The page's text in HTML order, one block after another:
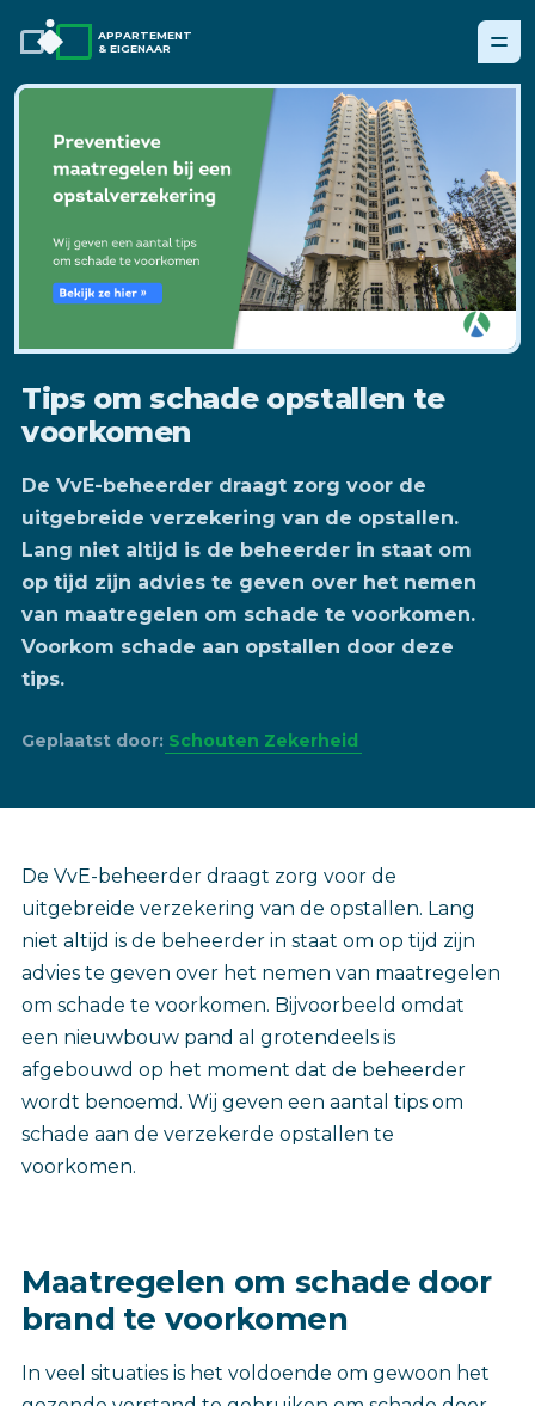
APPARTEMENT
& EIGENAAR
Tips om schade opstallen te
voorkomen
De VvE-beheerder draagt zorg voor de
uitgebreide verzekering van de opstallen.
Lang niet altijd is de beheerder in staat om
op tijd zijn advies te geven over het nemen
van maatregelen om schade te voorkomen.
Voorkom schade aan opstallen door deze
tips.
Geplaatst door: Schouten Zekerheid
De VvE-beheerder draagt zorg voor de
uitgebreide verzekering van de opstallen. Lang
niet altijd is de beheerder in staat om op tijd zijn
advies te geven over het nemen van maatregelen
om schade te voorkomen. Bijvoorbeeld omdat
een nieuwbouw pand al grotendeels is
afgebouwd op het moment dat de beheerder
wordt benoemd. Wij geven een aantal tips om
schade aan de verzekerde opstallen te
voorkomen.
Maatregelen om schade door
brand te voorkomen
In veel situaties is het voldoende om gewoon het